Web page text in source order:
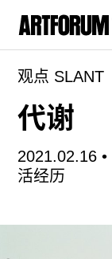
artguide
新闻
展评
杂志
观点 SLANT
代谢
2021.02.16 •
活经历